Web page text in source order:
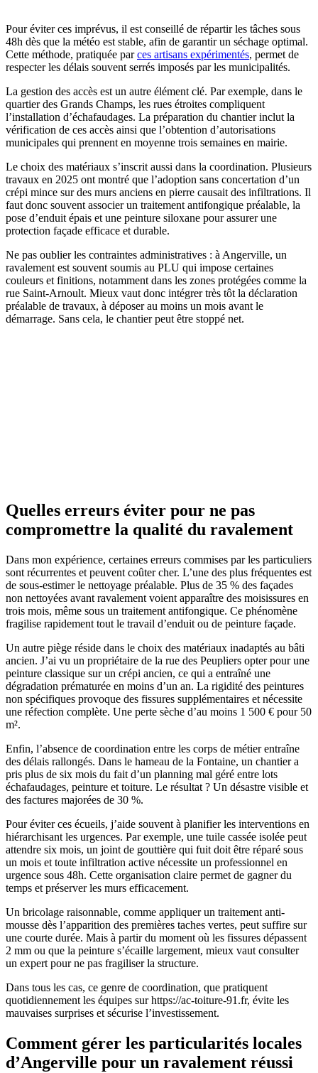
Pour éviter ces imprévus, il est conseillé de répartir les tâches sous
48h dès que la météo est stable, afin de garantir un séchage optimal.
Cette méthode, pratiquée parces artisans expérimentés, permet de
respecter les délais souvent serrés imposés par les municipalités.
La gestion des accès est un autre élément clé. Par exemple, dans le
quartier des Grands Champs, les rues étroites compliquent
l’installation d’échafaudages. La préparation du chantier inclut la
vérification de ces accès ainsi que l’obtention d’autorisations
municipales qui prennent en moyenne trois semaines en mairie.
Le choix des matériaux s’inscrit aussi dans la coordination. Plusieurs
travaux en 2025 ont montré que l’adoption sans concertation d’un
crépi mince sur des murs anciens en pierre causait des infiltrations. Il
faut donc souvent associer un traitement antifongique préalable, la
pose d’enduit épais et une peinture siloxane pour assurer une
protection façade efficace et durable.
Ne pas oublier les contraintes administratives : à Angerville, un
ravalement est souvent soumis au PLU qui impose certaines
couleurs et finitions, notamment dans les zones protégées comme la
rue Saint-Arnoult. Mieux vaut donc intégrer très tôt la déclaration
préalable de travaux, à déposer au moins un mois avant le
démarrage. Sans cela, le chantier peut être stoppé net.
Quelles erreurs éviter pour ne pas
compromettre la qualité du ravalement
Dans mon expérience, certaines erreurs commises par les particuliers
sont récurrentes et peuvent coûter cher. L’une des plus fréquentes est
de sous-estimer le nettoyage préalable. Plus de 35 % des façades
non nettoyées avant ravalement voient apparaître des moisissures en
trois mois, même sous un traitement antifongique. Ce phénomène
fragilise rapidement tout le travail d’enduit ou de peinture façade.
Un autre piège réside dans le choix des matériaux inadaptés au bâti
ancien. J’ai vu un propriétaire de la rue des Peupliers opter pour une
peinture classique sur un crépi ancien, ce qui a entraîné une
dégradation prématurée en moins d’un an. La rigidité des peintures
non spécifiques provoque des fissures supplémentaires et nécessite
une réfection complète. Une perte sèche d’au moins 1 500 € pour 50
m².
Enfin, l’absence de coordination entre les corps de métier entraîne
des délais rallongés. Dans le hameau de la Fontaine, un chantier a
pris plus de six mois du fait d’un planning mal géré entre lots
échafaudages, peinture et toiture. Le résultat ? Un désastre visible et
des factures majorées de 30 %.
Pour éviter ces écueils, j’aide souvent à planifier les interventions en
hiérarchisant les urgences. Par exemple, une tuile cassée isolée peut
attendre six mois, un joint de gouttière qui fuit doit être réparé sous
un mois et toute infiltration active nécessite un professionnel en
urgence sous 48h. Cette organisation claire permet de gagner du
temps et préserver les murs efficacement.
Un bricolage raisonnable, comme appliquer un traitement anti-
mousse dès l’apparition des premières taches vertes, peut suffire sur
une courte durée. Mais à partir du moment où les fissures dépassent
2 mm ou que la peinture s’écaille largement, mieux vaut consulter
un expert pour ne pas fragiliser la structure.
Dans tous les cas, ce genre de coordination, que pratiquent
quotidiennement les équipes sur https://ac-toiture-91.fr, évite les
mauvaises surprises et sécurise l’investissement.
Comment gérer les particularités locales
d’Angerville pour un ravalement réussi